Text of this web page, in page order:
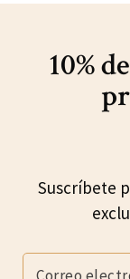
10%
Suscríbete